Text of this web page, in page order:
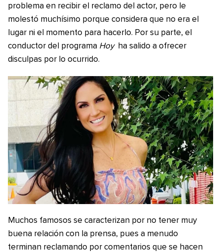
problema en recibir el reclamo del actor, pero le
molestó muchísimo porque considera que no era el
lugar ni el momento para hacerlo. Por su parte, el
conductor del programa Hoy
ha salido a ofrecer
disculpas por lo ocurrido.
Muchos famosos se caracterizan por no tener muy
buena relación con la prensa, pues a menudo
terminan reclamando por comentarios que se hacen